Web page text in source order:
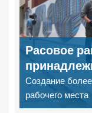
Расовое
Создание
рабочего места